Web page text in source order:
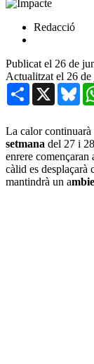
Redacció
Publicat el 26 de
Actualitzat el 26
Share X
La calor continuarà
setmana del 27 i
enrere començaran
càlid es desplaçarà
mantindrà un a